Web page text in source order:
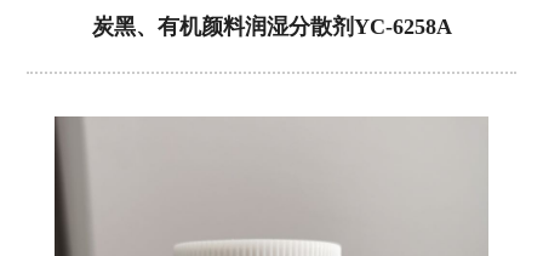
炭黑、有机颜料润湿分散剂YC-6258A